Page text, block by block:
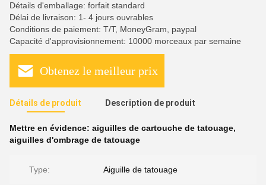
Détails d'emballage: forfait standard
Délai de livraison: 1- 4 jours ouvrables
Conditions de paiement: T/T, MoneyGram, paypal
Capacité d'approvisionnement: 10000 morceaux par semaine
Obtenez le meilleur prix
Détails de produit Description de produit
Mettre en évidence: aiguilles de cartouche de tatouage,
aiguilles d'ombrage de tatouage
Type: Aiguille de tatouage